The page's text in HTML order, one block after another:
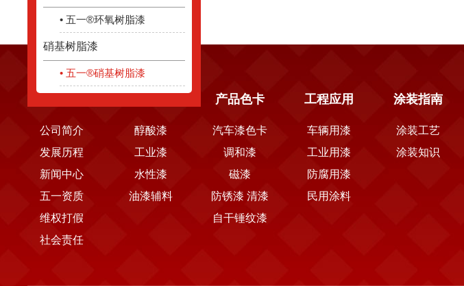
• 五一®环氧树脂漆
硝基树脂漆
• 五一®硝基树脂漆
公司简介
发展历程
新闻中心
五一资质
维权打假
社会责任
醇酸漆
工业漆
水性漆
油漆辅料
产品色卡
汽车漆色卡
调和漆
磁漆
防锈漆 清漆
自干锤纹漆
工程应用
车辆用漆
工业用漆
防腐用漆
民用涂料
涂装指南
涂装工艺
涂装知识